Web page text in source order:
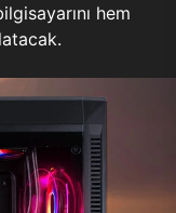
hem